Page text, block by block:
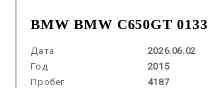
BMW BMW C650GT 0133
Дата
2026.06.02
Год
2015
Пробег
4187